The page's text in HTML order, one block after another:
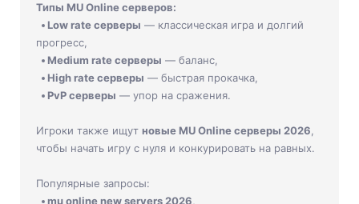
Типы MU Online серверов:
Low rate серверы — классическая игра и долгий
прогресс,
Medium rate серверы — баланс,
High rate серверы — быстрая прокачка,
PvP серверы — упор на сражения.
Игроки также ищут новые MU Online серверы 2026
чтобы начать игру с нуля и конкурировать на равных.
Популярные запросы:
mu online new servers 2026